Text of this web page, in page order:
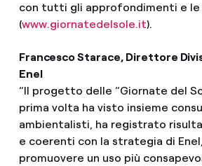
con tutti gli approfondimenti e
(www.giornatedelsole.it).
Francesco Starace, Direttore
Enel
“Il progetto delle “Giornate del
prima volta ha visto insieme
ambientalisti, ha registrato
e coerenti con la strategia di
promuovere un uso più